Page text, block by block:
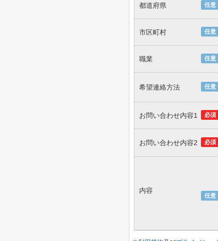
任意
都道府県
任意
市区町村
任意
職業
任意
希望連絡方法
必須
お問い合わせ内容1
必須
お問い合わせ内容2
任意
内容